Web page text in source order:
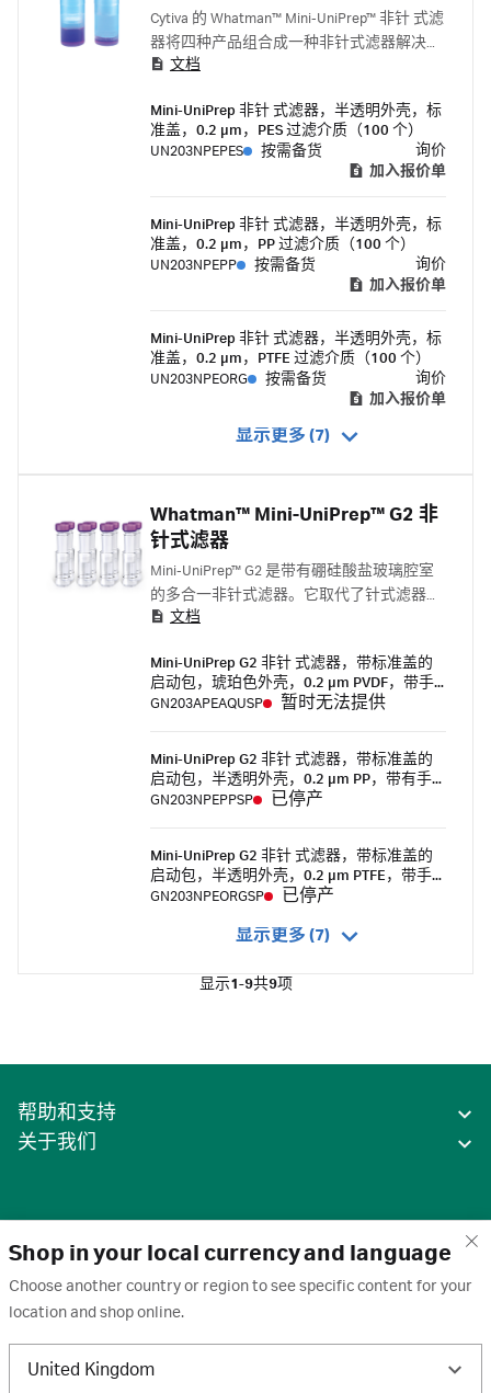
Shop in your local currency and language
Choose another country or region to see specific content for your
location and shop online.
United Kingdom
Cytiva 的 Whatman™ Mini-UniPrep™ 非针 式滤
器将四种产品组合成一种非针式滤器解决方
案，可有效进行色谱分析样品制备，适用于
高效液相色谱/超高效液相色谱样品制备和分
析而设计。
文档
Mini-UniPrep 非针 式滤器，半透明外壳，标
准盖，0.2 µm，PES 过滤介质（100 个）
UN203NPEPES
按需备货
询价
加入报价单
Mini-UniPrep 非针 式滤器，半透明外壳，标
准盖，0.2 µm，PP 过滤介质（100 个）
UN203NPEPP
按需备货
询价
加入报价单
Mini-UniPrep 非针 式滤器，半透明外壳，标
准盖，0.2 µm，PTFE 过滤介质（100 个）
UN203NPEORG
按需备货
询价
加入报价单
显示更多 (7)
Whatman™ Mini-UniPrep™ G2 非
针式滤器
Mini-UniPrep™ G2 是带有硼硅酸盐玻璃腔室
的多合一非针式滤器。它取代了针式滤器，
可用于自动取样器支持的 UHPLC/HPLC 样品
们的 Mini-UniPrep™ G2 非针式滤器，改变您
的 HPLC 和 UHPLC 样品制备流程。借助这些
少的解决方案。
文档
Mini-UniPrep G2 非针 式滤器，带标准盖的
启动包，琥珀色外壳，0.2 μm PVDF，带手
动压缩机（100 个 + HC）
GN203APEAQUSP 暂时无法提供
Mini-UniPrep G2 非针 式滤器，带标准盖的
启动包，半透明外壳，0.2 μm PP，带有手
动压缩机（100 个 + HC）
GN203NPEPPSP 已停产
Mini-UniPrep G2 非针 式滤器，带标准盖的
启动包，半透明外壳，0.2 μm PTFE，带手
动压缩机（100 个 + HC）
GN203NPEORGSP 已停产
显示更多 (7)
显示1-9共9项
帮助和支持
关于我们
中国
条款 · 隐私政策